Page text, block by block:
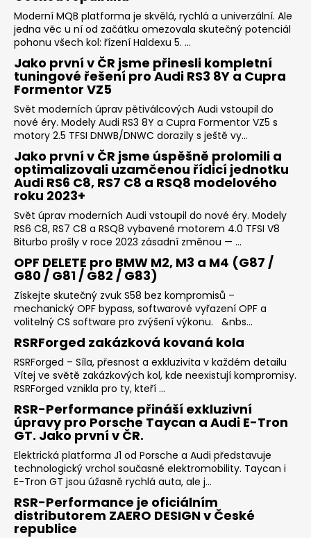
Moderní MQB platforma je skvělá, rychlá a univerzální. Ale
jedna věc u ní od začátku omezovala skutečný potenciál
pohonu všech kol: řízení Haldexu 5. ...
Jako první v ČR jsme přinesli kompletní
tuningové řešení pro Audi RS3 8Y a Cupra
Formentor VZ5
Svět moderních úprav pětiválcových Audi vstoupil do
nové éry. Modely Audi RS3 8Y a Cupra Formentor VZ5 s
motory 2.5 TFSI DNWB/DNWC dorazily s ještě vy...
Jako první v ČR jsme úspěšně prolomili a
optimalizovali uzamčenou řídicí jednotku
Audi RS6 C8, RS7 C8 a RSQ8 modelového
roku 2023+
Svět úprav moderních Audi vstoupil do nové éry. Modely
RS6 C8, RS7 C8 a RSQ8 vybavené motorem 4.0 TFSI V8
Biturbo prošly v roce 2023 zásadní změnou — ...
OPF DELETE pro BMW M2, M3 a M4 (G87 /
G80 / G81 / G82 / G83)
Získejte skutečný zvuk S58 bez kompromisů –
mechanický OPF bypass, softwarové vyřazení OPF a
volitelný CS software pro zvýšení výkonu. &nbs...
RSRForged zakázková kovaná kola
RSRForged – Síla, přesnost a exkluzivita v každém detailu
Vítej ve světě zakázkových kol, kde neexistují kompromisy.
RSRForged vznikla pro ty, kteří ...
RSR-Performance přináší exkluzivní
úpravy pro Porsche Taycan a Audi E-Tron
GT. Jako první v ČR.
Elektrická platforma J1 od Porsche a Audi představuje
technologický vrchol současné elektromobility. Taycan i
E-Tron GT jsou úžasně rychlá auta, ale j...
RSR-Performance je oficiálním
distributorem ZAERO DESIGN v České
republice